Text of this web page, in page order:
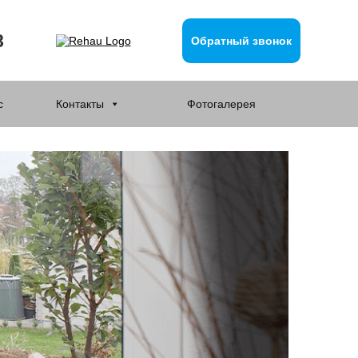
Обратный звонок
Контакты Фотогалерея